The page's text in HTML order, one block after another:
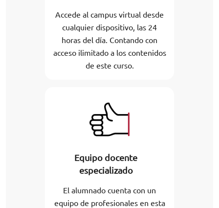
Accede al campus virtual desde
cualquier dispositivo, las 24
horas del día. Contando con
acceso ilimitado a los contenidos
de este curso.
Equipo docente
especializado
El alumnado cuenta con un
equipo de profesionales en esta